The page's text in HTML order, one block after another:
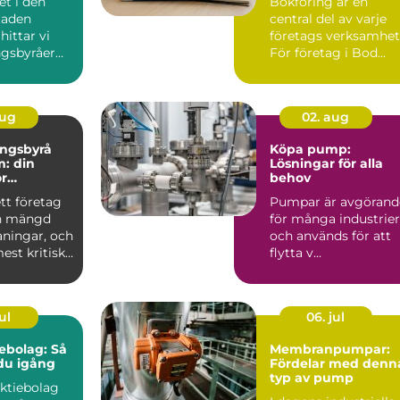
hittar vi
central del av varje
företags
För företag i Bod...
din
företag
mängd
och
kritiska
02. aug
Köpa pump:
Lösningar för alla
behov
Pumpar är
för många industrier
och används för att
flytta v...
Så
igång
06. jul
Membranpumpar:
Fördelar med
typ av pump